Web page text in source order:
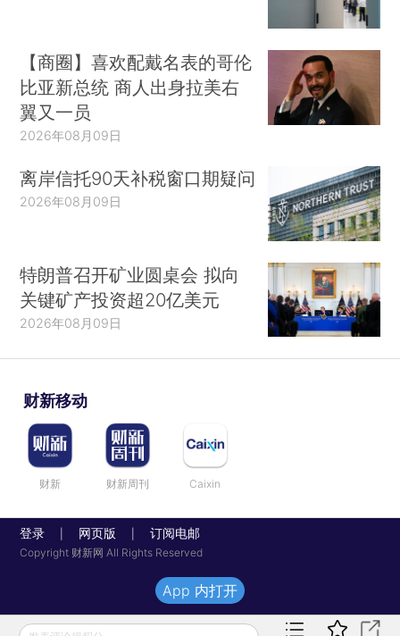
【商圈】喜欢配戴名表的哥伦
比亚新总统 商人出身拉美右
翼又一员
2026年08月09日
离岸信托90天补税窗口期疑问
2026年08月09日
特朗普召开矿业圆桌会 拟向
关键矿产投资超20亿美元
2026年08月09日
财新移动
财新 财新周刊 Caixin
登录 网页版 订阅电邮
Copyright 财新网 All Rights Reserved
App 内打开